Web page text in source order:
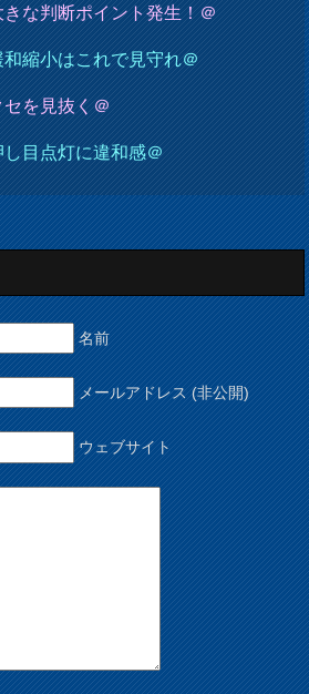
な判断ポイント発生！＠
縮小はこれで見守れ＠
を見抜く＠
目点灯に違和感＠
名前
メールアドレス (非公開)
ウェブサイト